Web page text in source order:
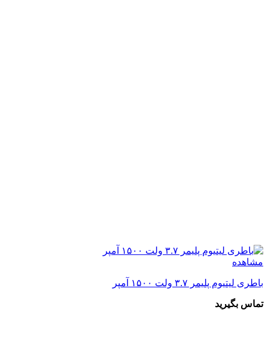
مشاهده
باطری لیتیوم پلیمر ۳.۷ ولت ۱۵۰۰ آمپر
تماس بگیرید